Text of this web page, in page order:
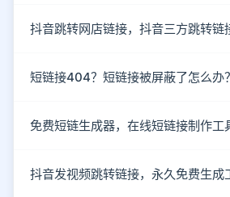
抖音跳转网店链接，抖音三方跳转链
短链接404？短链接被屏蔽了怎么办？
免费短链生成器，在线短链接制作工
抖音发视频跳转链接，永久免费生成